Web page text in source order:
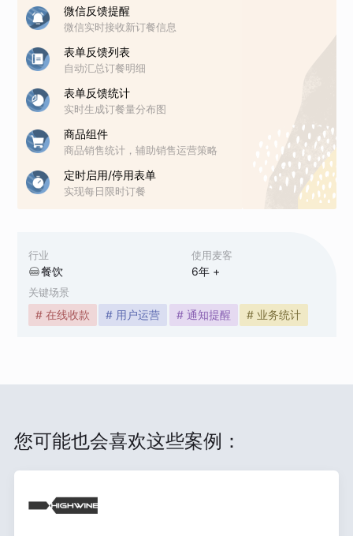
行业
餐饮
使用麦客
6年 +
关键场景
# 在线收款 # 用户运营 # 通知提醒 # 业务统计
微信反馈提醒
微信实时接收新订餐信息
表单反馈列表
自动汇总订餐明细
表单反馈统计
实时生成订餐量分布图
商品组件
商品销售统计，辅助销售运营策略
定时启用/停用表单
实现每日限时订餐
您可能也会喜欢这些案例：